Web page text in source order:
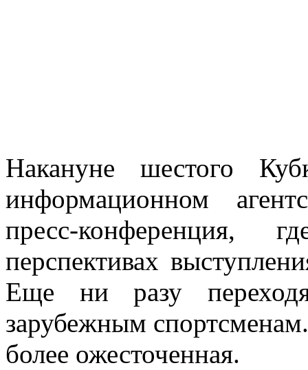
Накануне шестого
информационном
пресс-конференция,
перспективах
Еще ни разу
зарубежным
более ожесточенная.